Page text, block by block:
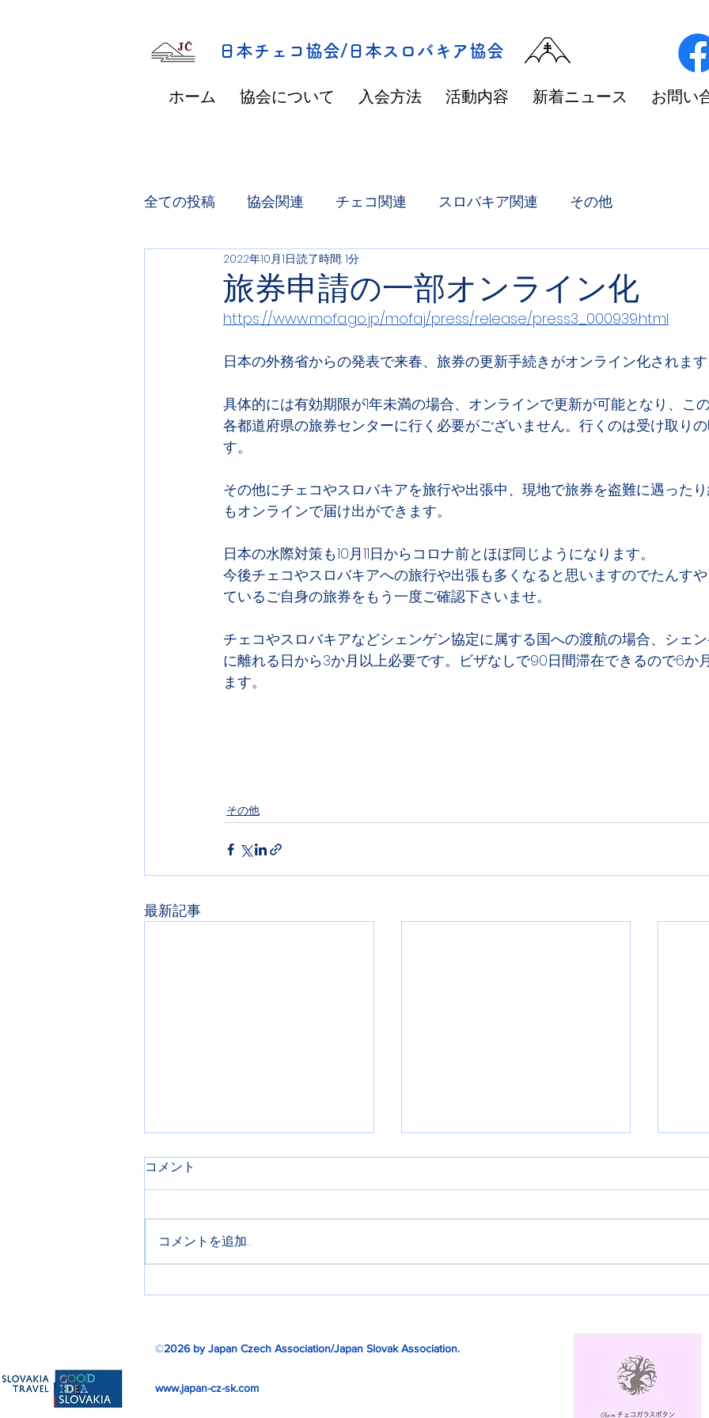
​日本チェコ協会/日本スロバキア協会
ホーム 協会について 入会方法 活動内容 新着ニュース お問い
全ての投稿 協会関連 チェコ関連 スロバキア関連 その他
旅券申請の一部オンライン化
2022年10月1日読了時間: 1分
https://www.mofa.go.jp/mofaj/press/release/press3_000939.html
日本の外務省からの発表で来春、旅券の更新手続きがオンライン化されます
具体的には有効期限が1年未満の場合、オンラインで更新が可能となり、こ
各都道府県の旅券センターに行く必要がございません。行くのは受け取り
す。
その他にチェコやスロバキアを旅行や出張中、現地で旅券を盗難に遇った
もオンラインで届け出ができます。
日本の水際対策も10月11日からコロナ前とほぼ同じようになります。
今後チェコやスロバキアへの旅行や出張も多くなると思いますのでたんす
ているご自身の旅券をもう一度ご確認下さいませ。
チェコやスロバキアなどシェンゲン協定に属する国への渡航の場合、シェ
に離れる日から3か月以上必要です。ビザなしで90日間滞在できるので6か
ます。
その他
最新記事
石川顧問叙勲受章祝賀パーテ
春の叙勲
コメント
コメントを追加…
©2026 by Japan Czech Association/Japan Slovak Association.
www.japan-cz-sk.com